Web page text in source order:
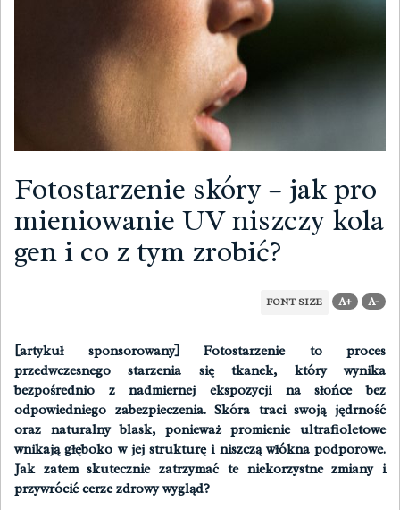
Fotostarzenie skóry – jak pro
mieniowanie UV niszczy kola
gen i co z tym zrobić?
FONT SIZE A+ A-
[artykuł sponsorowany] Fotostarzenie to proces
przedwczesnego starzenia się tkanek, który wynika
bezpośrednio z nadmiernej ekspozycji na słońce bez
odpowiedniego zabezpieczenia. Skóra traci swoją jędrność
oraz naturalny blask, ponieważ promienie ultrafioletowe
wnikają głęboko w jej strukturę i niszczą włókna podporowe.
Jak zatem skutecznie zatrzymać te niekorzystne zmiany i
przywrócić cerze zdrowy wygląd?